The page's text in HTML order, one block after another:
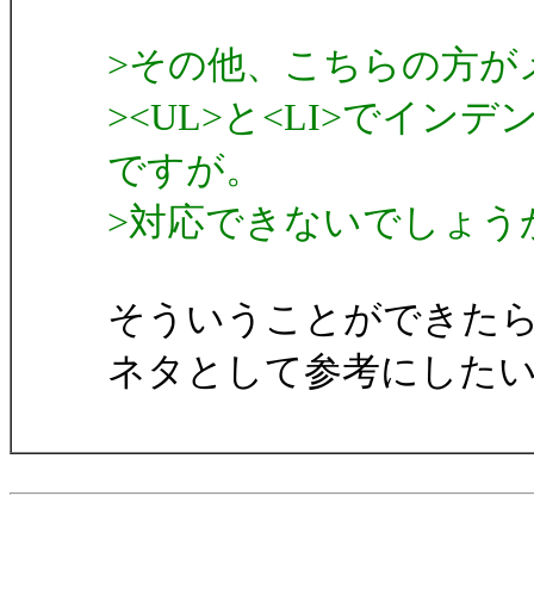
>その他、こちらの方
><UL>と<LI>でインデ
ですが。
>対応できないでしょう
そういうことができた
ネタとして参考にした